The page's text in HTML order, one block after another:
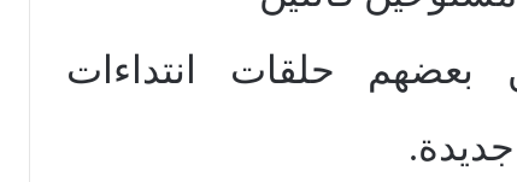
بعضهم حلقات انتداءات